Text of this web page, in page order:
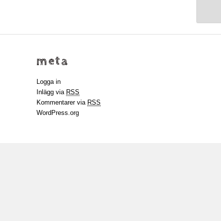
meta
Logga in
Inlägg via RSS
Kommentarer via RSS
WordPress.org